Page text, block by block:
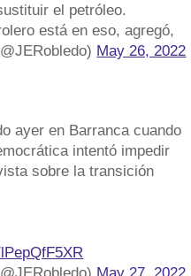
el petróleo.
está en eso, agregó,
May 26, 2022
ayer en Barranca cuando
intentó impedir
sobre la transición